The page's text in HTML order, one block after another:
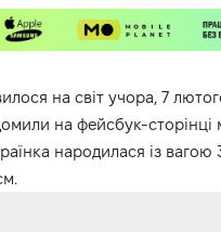
на світ учора, 7
на фейсбук-сторінці
народилася із вагою